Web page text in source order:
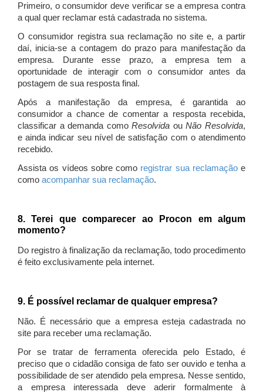
Primeiro, o consumidor deve verificar se a empresa contra
a qual quer reclamar está cadastrada no sistema.
O consumidor registra sua reclamação no site e, a partir
daí, inicia-se a contagem do prazo para manifestação da
empresa. Durante esse prazo, a empresa tem a
oportunidade de interagir com o consumidor antes da
postagem de sua resposta final.
Após a manifestação da empresa, é garantida ao
consumidor a chance de comentar a resposta recebida,
classificar a demanda comoResolvida ouNão Resolvida,
e ainda indicar seu nível de satisfação com o atendimento
recebido.
Assista os vídeos sobre como registrar sua reclamaçãoe
como acompanhar sua reclamação.
8. Terei que comparecer ao Procon em algum
momento?
Do registro à finalização da reclamação, todo procedimento
é feito exclusivamente pela internet.
9. É possível reclamar de qualquer empresa?
Não. É necessário que a empresa esteja cadastrada no
site para receber uma reclamação.
Por se tratar de ferramenta oferecida pelo Estado, é
preciso que o cidadão consiga de fato ser ouvido e tenha a
possibilidade de ser atendido pela empresa. Nesse sentido,
a empresa interessada deve aderir formalmente à